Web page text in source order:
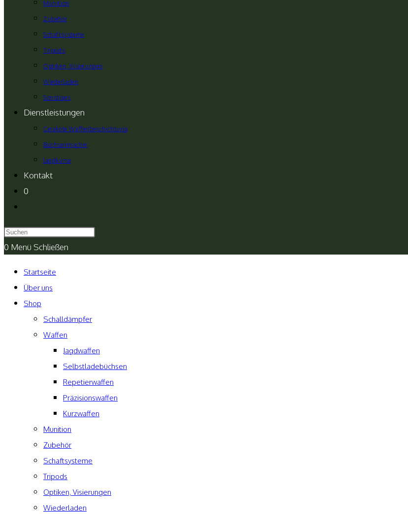
Munition
Zubehör
Schaftsysteme
Tripods
Optiken, Visierungen
Wiederladen
Sonstiges
Dienstleistungen
Cerakote Waffenbeschichtung
Büchsenmacher
Jagdkurse
Kontakt
0
umschalten
0 Menü Schließen
Startseite
Über uns
Shop
Schalldämpfer
Waffen
Jagdwaffen
Selbstladebüchsen
Repetierwaffen
Präzisionswaffen
Kurzwaffen
Munition
Zubehör
Schaftsysteme
Tripods
Optiken, Visierungen
Wiederladen